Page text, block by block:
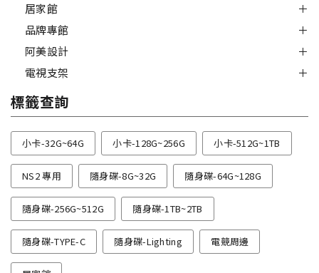
居家館
品牌專館
阿美設計
電視支架
標籤查詢
小卡-32G~64G 小卡-128G~256G 小卡-512G~1TB
NS2 專用 隨身碟-8G~32G 隨身碟-64G~128G
隨身碟-256G~512G 隨身碟-1TB~2TB
隨身碟-TYPE-C 隨身碟-Lighting 電競周邊